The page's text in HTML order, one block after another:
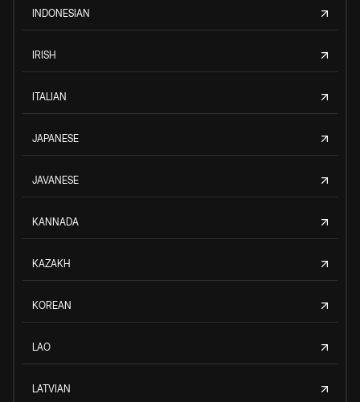
INDONESIAN
IRISH
ITALIAN
JAPANESE
JAVANESE
KANNADA
KAZAKH
KOREAN
LAO
LATVIAN